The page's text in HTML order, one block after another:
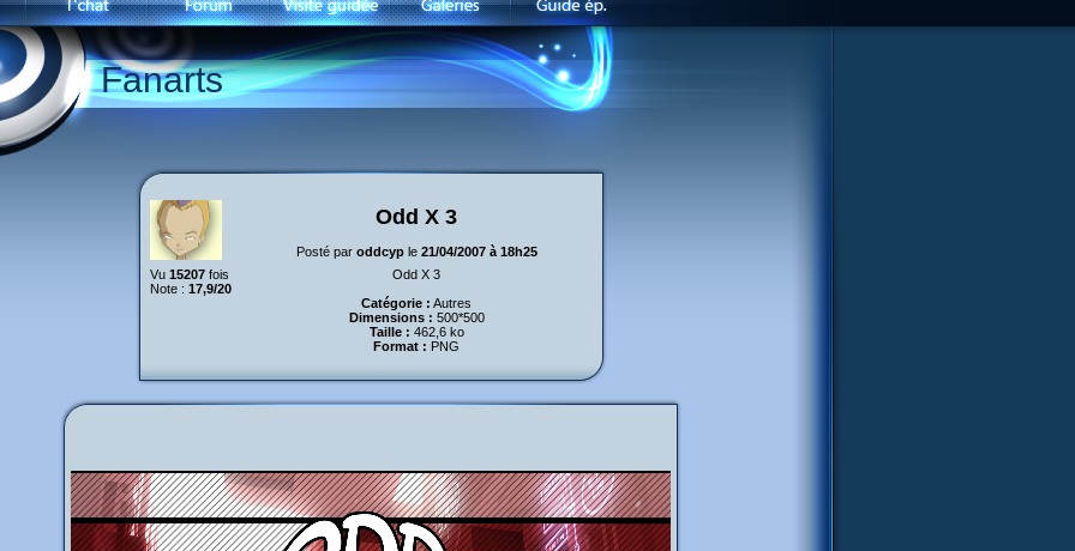
Fanarts
Odd X 3
Posté par oddcyple 21/04/2007 à 18h25
Vu 15207fois
Note : 17,9/20
Odd X 3
Catégorie : Autres
Dimensions : 500*500
Taille : 462,6 ko
Format : PNG